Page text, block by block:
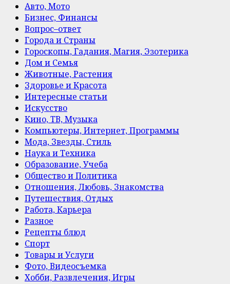
Авто, Мото
Бизнес, Финансы
Вопрос–ответ
Города и Страны
Гороскопы, Гадания, Магия, Эзотерика
Дом и Семья
Животные, Растения
Здоровье и Красота
Интересные статьи
Искусство
Кино, ТВ, Музыка
Компьютеры, Интернет, Программы
Мода, Звезды, Стиль
Наука и Техника
Образование, Учеба
Общество и Политика
Отношения, Любовь, Знакомства
Путешествия, Отдых
Работа, Карьера
Разное
Рецепты блюд
Спорт
Товары и Услуги
Фото, Видеосъемка
Хобби, Развлечения, Игры